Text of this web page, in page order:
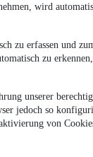
wird
zu erfassen und
zu
unserer
jedoch so
von